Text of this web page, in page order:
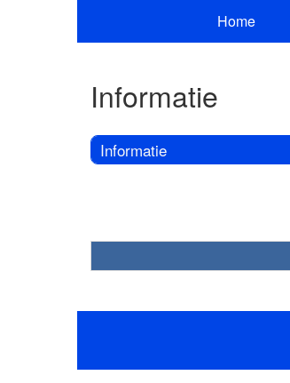
Home
Informatie
Informatie